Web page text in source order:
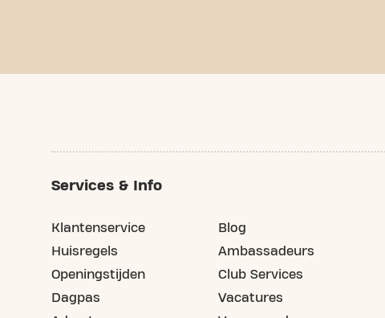
Services & Info
Klantenservice
Huisregels
Openingstijden
Dagpas
Blog
Ambassadeurs
Club Services
Vacatures